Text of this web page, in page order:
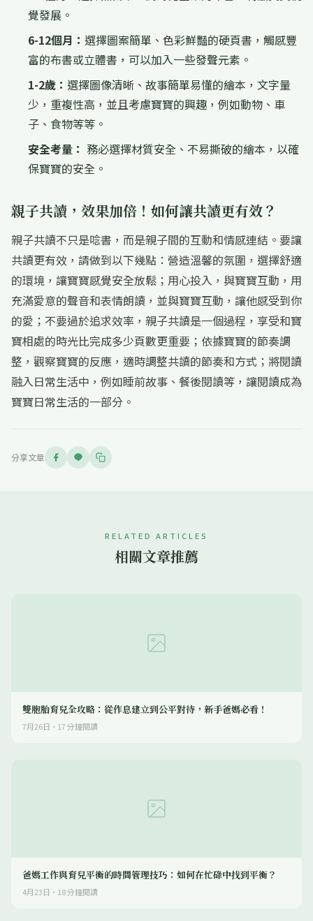
覺發展。
6-12個月： 選擇圖案簡單、色彩鮮豔的硬頁書，觸感豐
富的布書或立體書，可以加入一些發聲元素。
1-2歲： 選擇圖像清晰、故事簡單易懂的繪本，文字量
少，重複性高，並且考慮寶寶的興趣，例如動物、車
子、食物等等。
安全考量： 務必選擇材質安全、不易撕破的繪本，以確
保寶寶的安全。
親子共讀，效果加倍！如何讓共讀更有效？
親子共讀不只是唸書，而是親子間的互動和情感連結。要讓
共讀更有效，請做到以下幾點：營造溫馨的氛圍，選擇舒適
的環境，讓寶寶感覺安全放鬆；用心投入，與寶寶互動，用
充滿愛意的聲音和表情朗讀，並與寶寶互動，讓他感受到你
的愛；不要過於追求效率，親子共讀是一個過程，享受和寶
寶相處的時光比完成多少頁數更重要；依據寶寶的節奏調
整，觀察寶寶的反應，適時調整共讀的節奏和方式；將閱讀
融入日常生活中，例如睡前故事、餐後閱讀等，讓閱讀成為
寶寶日常生活的一部分。
分享文章
RELATED ARTICLES
相關文章推薦
雙胞胎育兒全攻略：從作息建立到公平對待，新手爸媽必看！
7月26日 · 17分鐘閱讀
爸媽工作與育兒平衡的時間管理技巧：如何在忙碌中找到平衡？
4月23日 · 18分鐘閱讀